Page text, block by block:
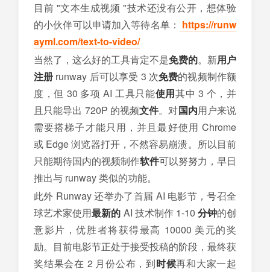
目前 "文本生成视频 "技术还没有公开，想体验
的小伙伴可以申请加入等待名单： https://runw
ayml.com/text-to-video/
当然了，这么好的工具肯定不是免费的。新用户
注册 runway 后可以享受 3 次免费的视频制作额
度，但 30 多项 AI 工具只能使用其中 3 个，并
且只能导出 720P 的视频文件。对国内用户来说
需要搭梯子才能只用，并且最好使用 Chrome
或 Edge 浏览器打开，不然容易崩溃。所以目前
只能期待国内的视频制作软件可以努努力，早日
推出与 runway 类似的功能。
此外 Runway 还举办了首届 AI 电影节，号召全
球艺术家使用最新的 AI 技术制作 1-10 分钟的创
意影片，优胜者将获得最高 10000 美元的奖
励。目前电影节正处于接受投稿的阶段，最终获
奖结果会在 2 月份公布，到时候再和大家一起